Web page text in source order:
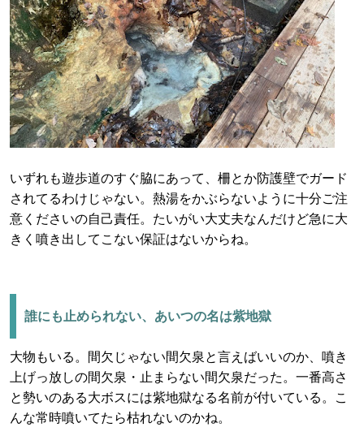
いずれも遊歩道のすぐ脇にあって、柵とか防護壁でガード
されてるわけじゃない。熱湯をかぶらないように十分ご注
意くださいの自己責任。たいがい大丈夫なんだけど急に大
きく噴き出してこない保証はないからね。
誰にも止められない、あいつの名は紫地獄
大物もいる。間欠じゃない間欠泉と言えばいいのか、噴き
上げっ放しの間欠泉・止まらない間欠泉だった。一番高さ
と勢いのある大ボスには紫地獄なる名前が付いている。こ
んな常時噴いてたら枯れないのかね。